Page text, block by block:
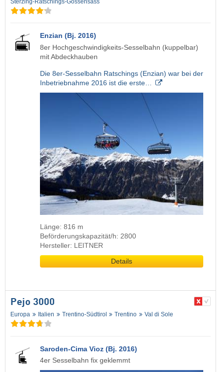
Enzian (Bj. 2016)
8er Hochgeschwindigkeits-Sesselbahn (kuppelbar)
mit Abdeckhauben
Die 8er-Sesselbahn Ratschings (Enzian) war bei der
Inbetriebnahme 2016 ist die erste…
Länge: 816 m
Beförderungskapazität/h: 2800
Hersteller: LEITNER
Details
Pejo 3000
Europa Italien Trentino-Südtirol Trentino Val di Sole
Saroden-Cima Vioz (Bj. 2016)
4er Sesselbahn fix geklemmt